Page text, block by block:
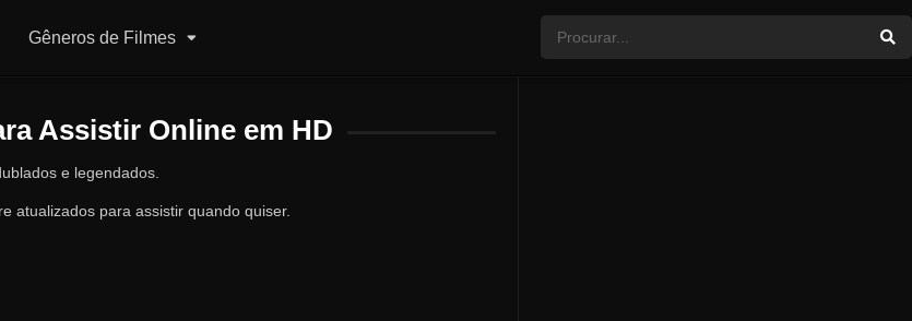
Gêneros de Filmes
Assistir Online em HD
e legendados.
atualizados para assistir quando quiser.